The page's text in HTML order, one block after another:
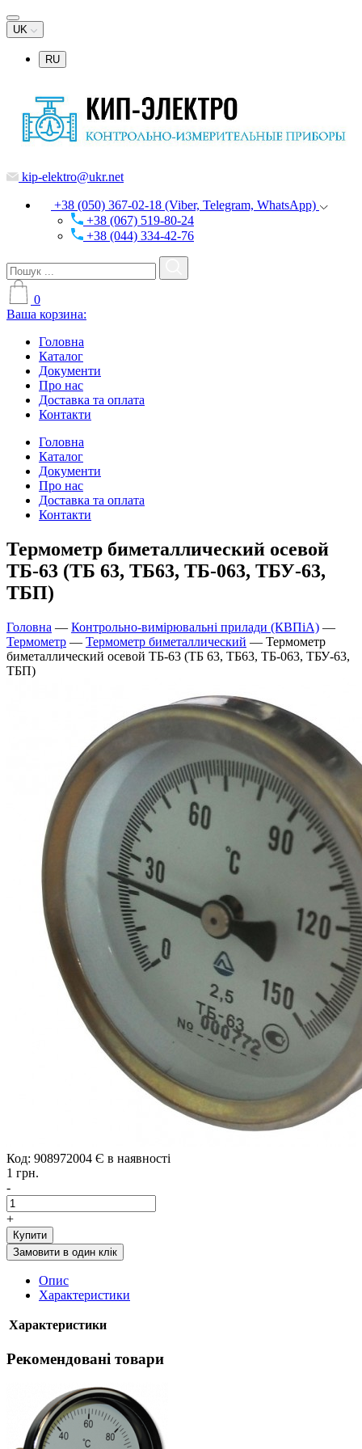
UK
RU
kip-elektro@ukr.net
+38 (050) 367-02-18 (Viber, Telegram, WhatsApp)
+38 (067) 519-80-24
+38 (044) 334-42-76
0
Ваша корзина:
Головна
Каталог
Документи
Про нас
Доставка та оплата
Контакти
Головна
Каталог
Документи
Про нас
Доставка та оплата
Контакти
Термометр биметаллический осевой
ТБ-63 (ТБ 63, ТБ63, ТБ-063, ТБУ-63,
ТБП)
Головна — Контрольно-вимірювальні прилади (КВПіА) —
Термометр — Термометр биметаллический — Термометр
биметаллический осевой ТБ-63 (ТБ 63, ТБ63, ТБ-063, ТБУ-63,
ТБП)
Код: 908972004 Є в наявності
1 грн.
-
+
Купити
Замовити в один клік
Опис
Характеристики
Характеристики
Рекомендовані товари